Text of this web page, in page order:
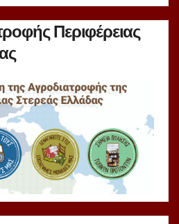
Περιφέρειας